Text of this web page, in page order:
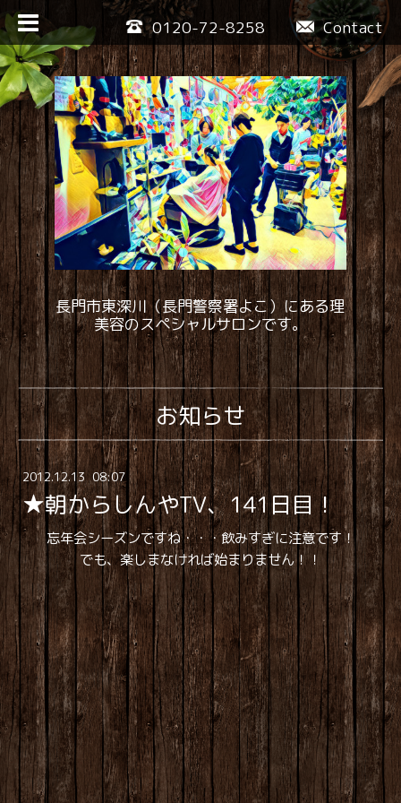
Contact
0120-72-8258
長門市東深川（長門警察署よこ）にある理
美容のスペシャルサロンです。
お知らせ
2012.12.13 08:07
★朝からしんやTV、141日目！
忘年会シーズンですね・・・飲みすぎに注意です！
でも、楽しまなければ始まりません！！